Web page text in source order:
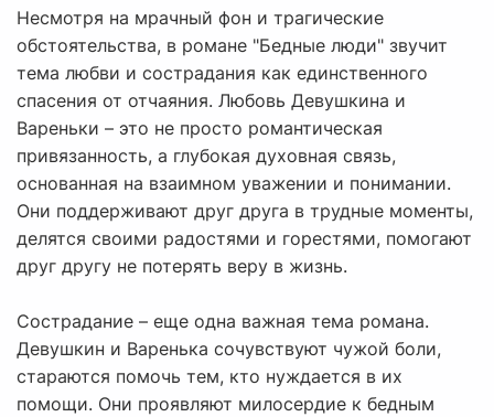
Несмотря на мрачный фон и трагические
обстоятельства, в романе "Бедные люди" звучит
тема любви и сострадания как единственного
спасения от отчаяния. Любовь Девушкина и
Вареньки – это не просто романтическая
привязанность, а глубокая духовная связь,
основанная на взаимном уважении и понимании.
Они поддерживают друг друга в трудные моменты,
делятся своими радостями и горестями, помогают
друг другу не потерять веру в жизнь.
Сострадание – еще одна важная тема романа.
Девушкин и Варенька сочувствуют чужой боли,
стараются помочь тем, кто нуждается в их
помощи. Они проявляют милосердие к бедным